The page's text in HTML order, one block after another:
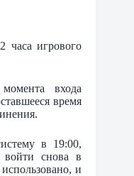
часа игрового
входа
время
в 19:00,
войти снова в
и